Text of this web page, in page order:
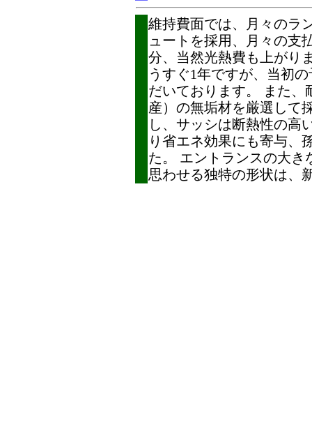
維持費面では、月々のラ
ュートを採用、月々の支
分、当然光熱費も上がり
うすぐ1年ですが、当初
だいております。 また
産）の無垢材を厳選して
し、サッシは断熱性の高
り省エネ効果にも寄与、
た。 エントランスの大
思わせる独特の形状は、